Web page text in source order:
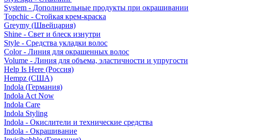
System - Дополнительные продукты при окрашивании
Topchic - Стойкая крем-краска
Greymy (Швейцария)
Shine - Свет и блеск изнутри
Style - Средства укладки волос
Color - Линия для окрашенных волос
Volume - Линия для объема, эластичности и упругости
Help Is Here (Россия)
Hempz (США)
Indola (Германия)
Indola Act Now
Indola Care
Indola Styling
Indola - Окислители и технические средства
Indola - Окрашивание